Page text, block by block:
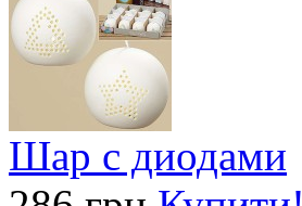
Шар с диодами